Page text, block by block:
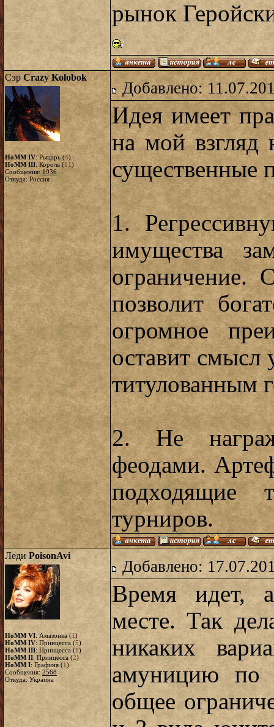
рынок
Сэр Crazy Kolobok
HoMM IV: Рыцарь (4)
HoMM III: Король (11)
Сообщения:1936
Откуда: Россия
Добавлено:
Идея имеет
на мой
существенные
1.
имущества
ограничение.
позволит
огромное
оставит смысл
титулованным
2. Не
феодами.
подходящие
турниров.
Леди PoisonAvi
HoMM VI: Амазонка (1)
HoMM IV: Принцесса (5)
HoMM III: Принцесса (1)
HoMM II: Принцесса (2)
HoMM I: Графиня (1)
Сообщения: 2568
Откуда: Украина
Добавлено:
Время идет,
месте. Так
никаких
амуницию по
общее